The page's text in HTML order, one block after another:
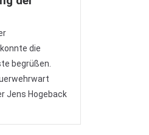
die
begrüßen.
Jens Hogeback